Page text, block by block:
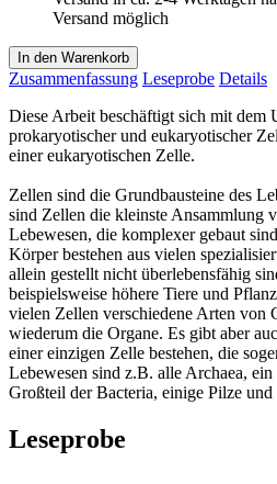
Versand möglich
In den Warenkorb
Zusammenfassung Leseprobe Details
Diese Arbeit beschäftigt sich mit dem
prokaryotischer und eukaryotischer
einer eukaryotischen Zelle.
Zellen sind die Grundbausteine des
sind Zellen die kleinste Ansammlung
Lebewesen, die komplexer gebaut
Körper bestehen aus vielen
allein gestellt nicht überlebensfähig
beispielsweise höhere Tiere und
vielen Zellen verschiedene Arten von
wiederum die Organe. Es gibt aber
einer einzigen Zelle bestehen, die
Lebewesen sind z.B. alle Archaea, ein
Großteil der Bacteria, einige Pilze und
Leseprobe